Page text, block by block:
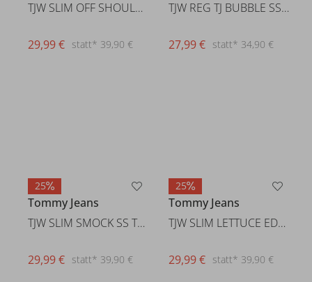
TJW SLIM OFF SHOULDER RIB SS T
statt* 39,90 €
29,99 €
TJW REG TJ BUBBLE SS TEE EXT
statt* 34,90 €
27,99 €
25
Tommy Jeans
TJW SLIM SMOCK SS TEE
statt* 39,90 €
29,99 €
25
Tommy Jeans